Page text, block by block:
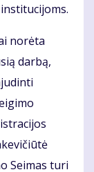
norėta
darbą,
Seimas turi